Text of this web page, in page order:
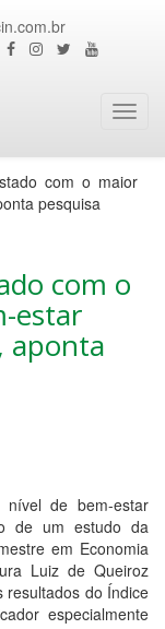
com o maior
pesquisa
com o
estar
aponta
de bem-estar
de um estudo da
em Economia
Luiz de Queiroz
resultados do Índice
especialmente